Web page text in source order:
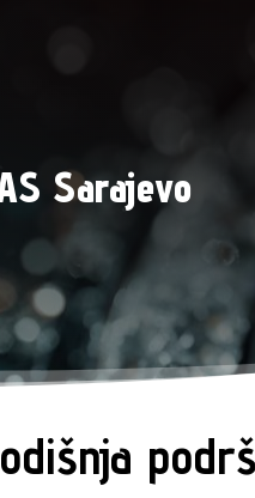
Sarajevo